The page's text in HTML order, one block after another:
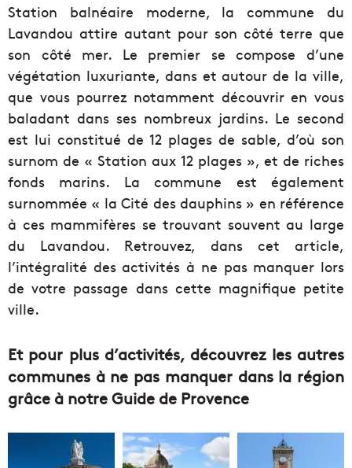
Station balnéaire moderne, la commune du
Lavandou attire autant pour son côté terre que
son côté mer. Le premier se compose d’une
végétation luxuriante, dans et autour de la ville,
que vous pourrez notamment découvrir en vous
baladant dans ses nombreux jardins. Le second
est lui constitué de 12 plages de sable, d’où son
surnom de « Station aux 12 plages », et de riches
fonds marins. La commune est également
surnommée « la Cité des dauphins » en référence
à ces mammifères se trouvant souvent au large
du Lavandou. Retrouvez, dans cet article,
l’intégralité des activités à ne pas manquer lors
de votre passage dans cette magnifique petite
ville.
Et pour plus d’activités, découvrez les autres
communes à ne pas manquer dans la région
grâce à notre Guide de Provence